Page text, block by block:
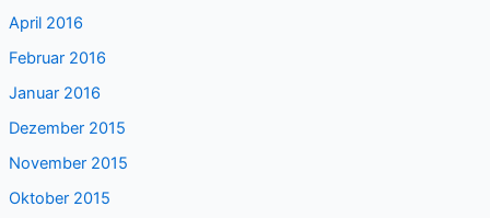
April 2016
Februar 2016
Januar 2016
Dezember 2015
November 2015
Oktober 2015